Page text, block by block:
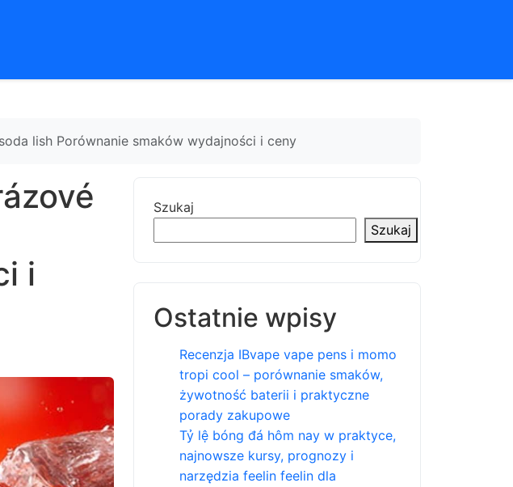
lish Porównanie smaków wydajności i ceny
i
Szukaj
Szukaj
Ostatnie wpisy
Recenzja IBvape vape pens i momo
tropi cool – porównanie smaków,
żywotność baterii i praktyczne
porady zakupowe
Tỷ lệ bóng đá hôm nay w praktyce,
najnowsze kursy, prognozy i
narzędzia feelin feelin dla